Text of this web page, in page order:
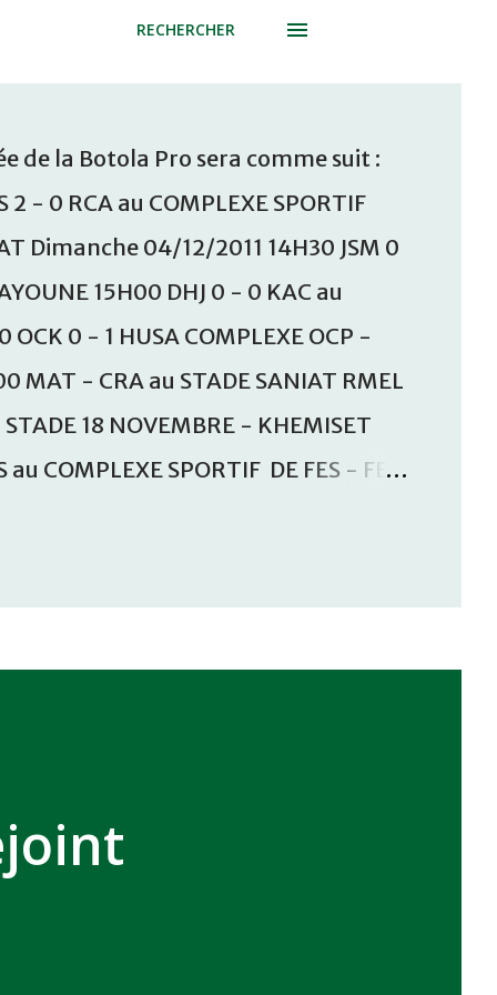
RECHERCHER
de la Botola Pro sera comme suit :
- 0 RCA au COMPLEXE SPORTIF
Dimanche 04/12/2011 14H30 JSM 0
15H00 DHJ 0 - 0 KAC au
OCK 0 - 1 HUSA COMPLEXE OCP -
MAT - CRA au STADE SANIAT RMEL
18 NOVEMBRE - KHEMISET
COMPLEXE SPORTIF DE FES - FES